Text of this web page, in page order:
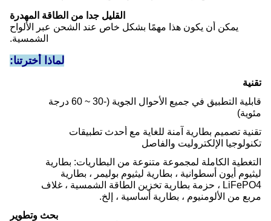
القليل جدا من الطاقة المهدرة
يمكن أن يكون هذا مهمًا بشكل خاص عند الشحن عبر الألواح
الشمسية.
لماذا أخترتنا:
تقنية
قابلية التطبيق في جميع الأحوال الجوية (-30 ~ 60 درجة
مئوية)
تقنية تصميم بطارية آمنة للغاية مع أحدث تطبيقات
تكنولوجيا الإلكتروليت والفاصل
التغطية الكاملة لمجموعة متنوعة من البطاريات: بطارية
ليثيوم أيون أسطوانية ، بطارية ليثيوم بوليمر ، بطارية
LiFePO4 ، حزمة بطارية تخزين الطاقة الشمسية ، غلاف
مربع من الألومنيوم ، بطارية أساسية ، إلخ.
بحث وتطوير